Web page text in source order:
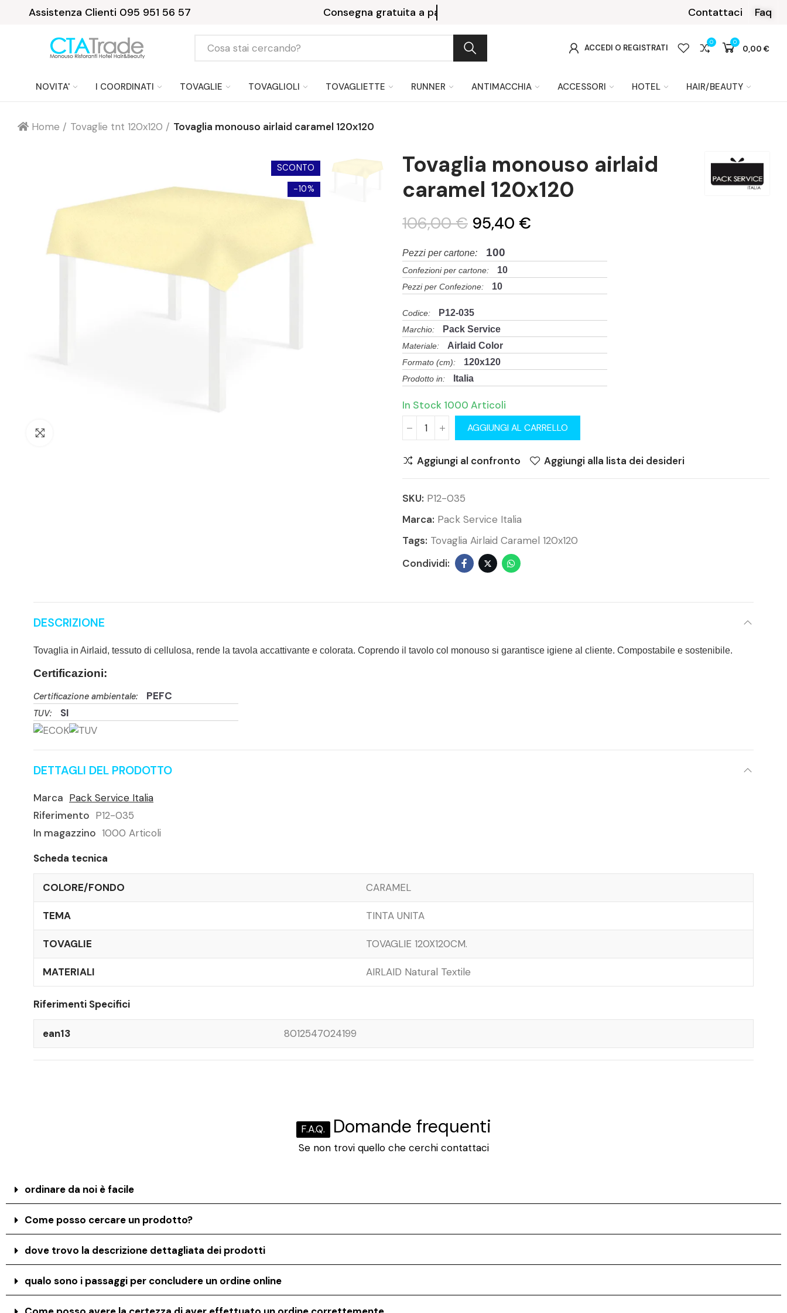
Assistenza Clienti 095 951 56 57 Paga in 3 rate senza interessi con PayPal o Klarna Contattaci Faq
ACCEDI O REGISTRATI
0 0
0,00 €
NOVITA' I COORDINATI TOVAGLIE TOVAGLIOLI TOVAGLIETTE RUNNER ANTIMACCHIA ACCESSORI HOTEL HAIR/BEAUTY
Home Tovaglie tnt 120x120 Tovaglia monouso airlaid caramel 120x120
SCONTO
-10%
Tovaglia monouso airlaid
caramel 120x120
106,00 € 95,40 €
Pezzi per cartone: 100
Confezioni per cartone: 10
Pezzi per Confezione: 10
Codice: P12-035
Marchio: Pack Service
Materiale: Airlaid Color
Formato (cm): 120x120
Prodotto in: Italia
In Stock 1000 Articoli
AGGIUNGI AL CARRELLO
Aggiungi al confronto Aggiungi alla lista dei desideri
SKU: P12-035
Marca: Pack Service Italia
Tags: Tovaglia Airlaid Caramel 120x120
DESCRIZIONE
Tovaglia in Airlaid, tessuto di cellulosa, rende la tavola accattivante e colorata. Coprendo il tavolo col monouso si garantisce igiene al cliente. Compostabile e sostenibile.
Certificazioni:
Certificazione ambientale: PEFC
TUV: SI
DETTAGLI DEL PRODOTTO
Marca Pack Service Italia
Riferimento P12-035
In magazzino 1000 Articoli
Scheda tecnica
COLORE/FONDO CARAMEL
TEMA TINTA UNITA
TOVAGLIE TOVAGLIE 120X120CM.
MATERIALI AIRLAID Natural Textile
Riferimenti Specifici
ean13 8012547024199
F.A.Q. Domande frequenti
Se non trovi quello che cerchi contattaci
ordinare da noi è facile
Come posso cercare un prodotto?
dove trovo la descrizione dettagliata dei prodotti
qualo sono i passaggi per concludere un ordine online